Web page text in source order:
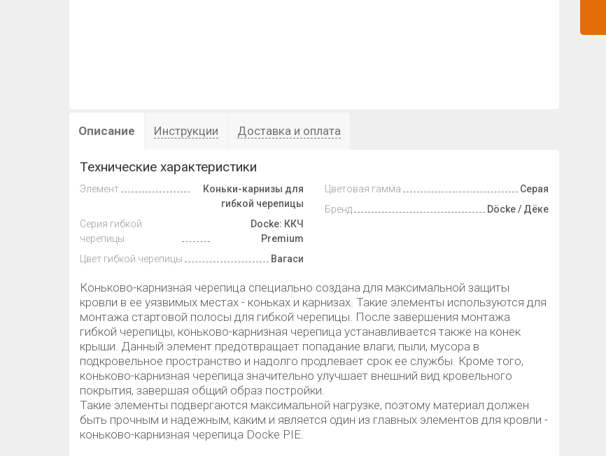
Описание Инструкции Доставка и оплата
Технические характеристики
Элемент
Коньки-карнизы для
гибкой черепицы
Серия гибкой
черепицы
Docke: ККЧ
Premium
Цвет гибкой черепицы
Вагаси
Цветовая гамма
Серая
Бренд
Döcke / Дёке
Коньково-карнизная черепица специально создана для максимальной защиты
кровли в ее уязвимых местах - коньках и карнизах. Такие элементы используются для
монтажа стартовой полосы для гибкой черепицы. После завершения монтажа
гибкой черепицы, коньково-карнизная черепица устанавливается также на конек
крыши. Данный элемент предотвращает попадание влаги, пыли, мусора в
подкровельное пространство и надолго продлевает срок ее службы. Кроме того,
коньково-карнизная черепица значительно улучшает внешний вид кровельного
покрытия, завершая общий образ постройки.
Такие элементы подвергаются максимальной нагрузке, поэтому материал должен
быть прочным и надежным, каким и является один из главных элементов для кровли -
коньково-карнизная черепица Docke PIE.